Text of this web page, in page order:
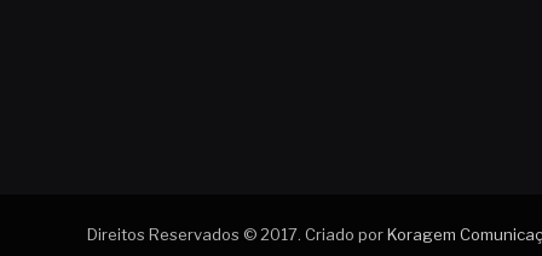
Direitos Reservados © 2017. Criado porKoragem